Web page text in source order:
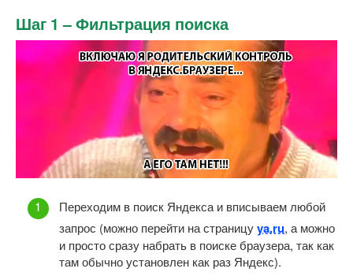
Шаг 1 – Фильтрация поиска
Переходим в поиск Яндекса и вписываем любой
запрос (можно перейти на страницуya.ru, а можно
и просто сразу набрать в поиске браузера, так как
там обычно установлен как раз Яндекс).